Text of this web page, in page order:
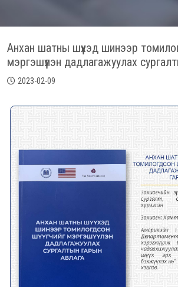
Анхан шатны шүүхэд шинээр
мэргэшүүлэн дадлагажуулах
2023-02-09